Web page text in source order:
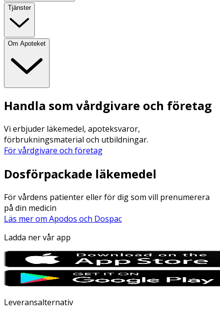
Tjänster
Om Apoteket
Handla som vårdgivare och företag
Vi erbjuder läkemedel, apoteksvaror,
förbrukningsmaterial och utbildningar.
För vårdgivare och företag
Dosförpackade läkemedel
För vårdens patienter eller för dig som vill prenumerera
på din medicin
Läs mer om Apodos och Dospac
Ladda ner vår app
Leveransalternativ